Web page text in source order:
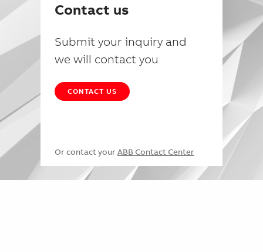
Contact us
Submit your inquiry and
we will contact you
CONTACT US
Or contact your ABB Contact Center